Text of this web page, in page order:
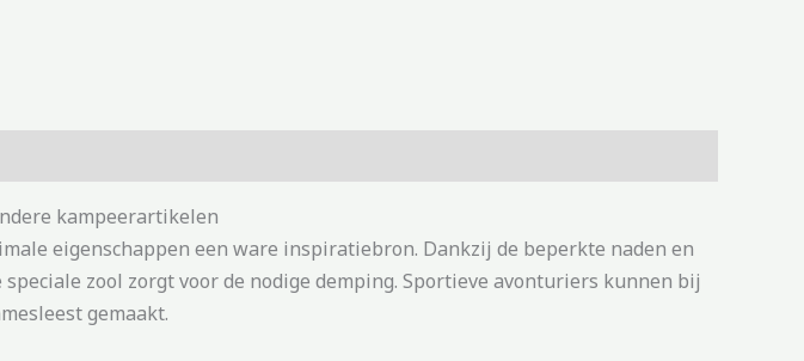
kampeerartikelen
eigenschappen een ware inspiratiebron. Dankzij de beperkte naden en
zool zorgt voor de nodige demping. Sportieve avonturiers kunnen bij
gemaakt.